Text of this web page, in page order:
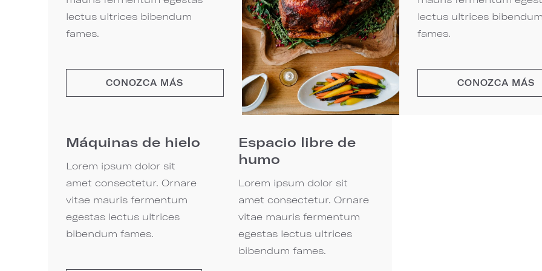
lectus ultrices bibendum
fames.
CONOZCA MÁS
lectus ultrices
fames.
CONOZCA MÁS
Máquinas de hielo
Lorem ipsum dolor sit
amet consectetur. Ornare
vitae mauris fermentum
egestas lectus ultrices
bibendum fames.
Espacio libre de
humo
Lorem ipsum dolor sit
amet consectetur. Ornare
vitae mauris fermentum
egestas lectus ultrices
bibendum fames.